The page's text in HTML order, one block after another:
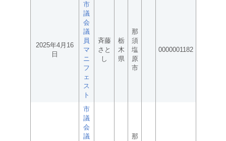
2025年4月16
日
市
議
会
議
員
マ
ニ
フ
ェ
ス
ト
斉藤
さと
し
栃
木
県
那
須
塩
原
市
0000001182
市
議
会
議
那